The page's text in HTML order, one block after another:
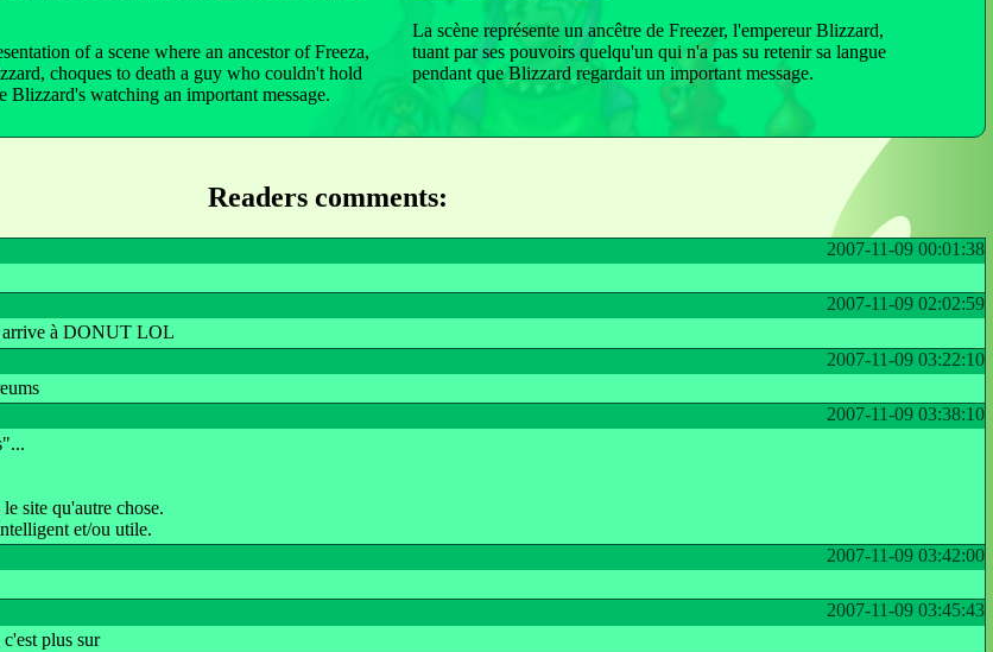
of a scene where an ancestor of Freeza,
choques to death a guy who couldn't hold
Blizzard's watching an important message.
La scène représente un ancêtre de Freezer, l'empereur Blizzard,
tuant par ses pouvoirs quelqu'un qui n'a pas su retenir sa langue
pendant que Blizzard regardait un important message.
Readers comments:
2007-11-09 00:01:38
2007-11-09 02:02:59
arrive à DONUT LOL
2007-11-09 03:22:10
2007-11-09 03:38:10
site qu'autre chose.
et/ou utile.
2007-11-09 03:42:00
2007-11-09 03:45:43
plus sur